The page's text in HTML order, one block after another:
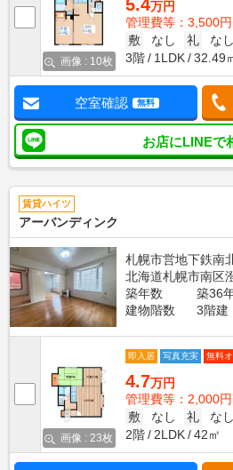
画像 : 10枚
5.4万円
管理費等：3,500円
敷
なし 礼
なし
3階
1LDK 32.49
空室確認 無料
お店にLINEで
賃貸ハイツ
アーバンディンク
札幌市営地下鉄南
北海道札幌市南区
築年数
築36
建物階数
3階建
画像 : 23枚
即入居 写真充実 無料
4.7万円
管理費等：2,000円
敷
なし 礼
なし
2階
2LDK 42㎡